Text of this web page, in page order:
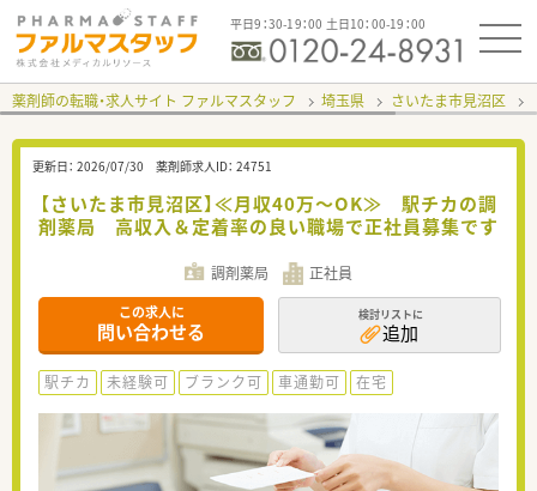
平日9：30-19：00 土日10：00-19：00
薬剤師の転職・求人サイト ファルマスタッフ 埼玉県 さいたま市見沼区
更新日： 2026/07/30 薬剤師求人ID： 24751
【さいたま市見沼区】≪月収40万～OK≫ 駅チカの調
剤薬局 高収入＆定着率の良い職場で正社員募集です
調剤薬局 正社員
この求人に
問い合わせる
検討リストに
追加
駅チカ 未経験可 ブランク可 車通勤可 在宅